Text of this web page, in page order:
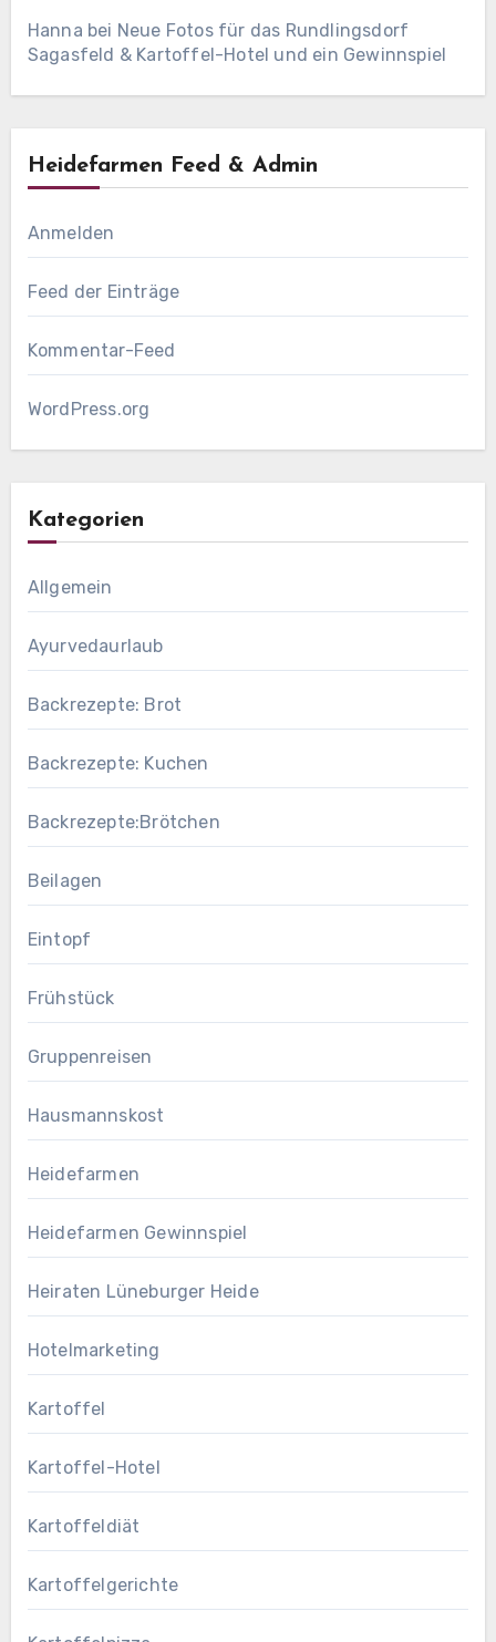
Hanna bei Neue Fotos für das Rundlingsdorf
Sagasfeld & Kartoffel-Hotel und ein Gewinnspiel
Heidefarmen Feed & Admin
Anmelden
Feed der Einträge
Kommentar-Feed
WordPress.org
Kategorien
Allgemein
Ayurvedaurlaub
Backrezepte: Brot
Backrezepte: Kuchen
Backrezepte:Brötchen
Beilagen
Eintopf
Frühstück
Gruppenreisen
Hausmannskost
Heidefarmen
Heidefarmen Gewinnspiel
Heiraten Lüneburger Heide
Hotelmarketing
Kartoffel
Kartoffel-Hotel
Kartoffeldiät
Kartoffelgerichte